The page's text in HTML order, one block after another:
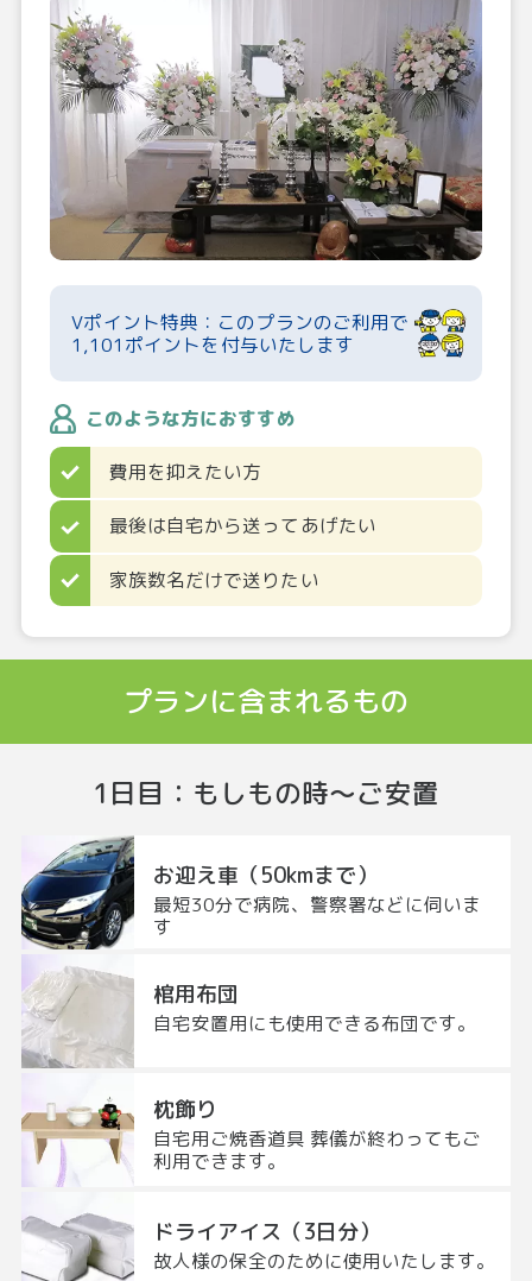
Vポイント特典：このプランのご利用で
1,101ポイントを付与いたします
このような方におすすめ
費用を抑えたい方
最後は自宅から送ってあげたい
家族数名だけで送りたい
プランに含まれるもの
1日目 ： もしもの時～ご安置
お迎え車（50kmまで）
最短30分で病院、警察署などに伺いま
す
棺用布団
自宅安置用にも使用できる布団です。
枕飾り
自宅用ご焼香道具 葬儀が終わってもご
利用できます。
ドライアイス（3日分）
故人様の保全のために使用いたします。